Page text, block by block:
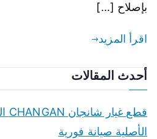
بإصلاح […]
اقرأ المزيد
أحدث المقالات
الأصلية صيانة فورية